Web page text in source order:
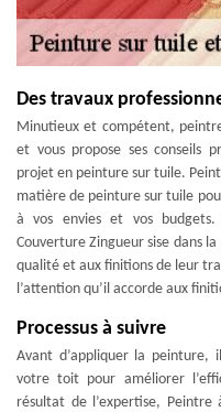
Des travaux
Minutieux et compétent,
et vous propose ses conseils
projet en peinture sur tuile.
matière de peinture sur tuile
à vos envies et vos
Couverture Zingueur sise dans
qualité et aux finitions de leur
l’attention qu’il accorde aux
Processus à suivre
Avant d’appliquer la peinture,
votre toit pour améliorer
résultat de l’expertise, Peintre